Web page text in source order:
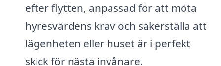
efter flytten, anpassad för att möta
hyresvärdens krav och säkerställa att
lägenheten eller huset är i perfekt
skick för nästa invånare.